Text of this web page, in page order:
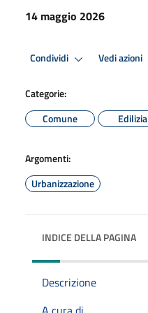
14 maggio 2026
Condividi Vedi azioni
Categorie:
Comune
Edilizia
Argomenti:
Urbanizzazione
INDICE DELLA PAGINA
Descrizione